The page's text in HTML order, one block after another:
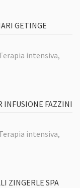
GETINGE
intensiva,
INFUSIONE FAZZINI
intensiva,
ZINGERLE SPA